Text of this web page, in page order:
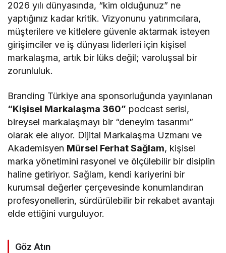
2026 yılı dünyasında, “kim olduğunuz” ne
yaptığınız kadar kritik. Vizyonunu yatırımcılara,
müşterilere ve kitlelere güvenle aktarmak isteyen
girişimciler ve iş dünyası liderleri için kişisel
markalaşma, artık bir lüks değil; varoluşsal bir
zorunluluk.
Branding Türkiye ana sponsorluğunda yayınlanan
“Kişisel Markalaşma 360” podcast serisi,
bireysel markalaşmayı bir “deneyim tasarımı”
olarak ele alıyor. Dijital Markalaşma Uzmanı ve
Akademisyen Mürsel Ferhat Sağlam, kişisel
marka yönetimini rasyonel ve ölçülebilir bir disiplin
haline getiriyor. Sağlam, kendi kariyerini bir
kurumsal değerler çerçevesinde konumlandıran
profesyonellerin, sürdürülebilir bir rekabet avantajı
elde ettiğini vurguluyor.
Göz Atın